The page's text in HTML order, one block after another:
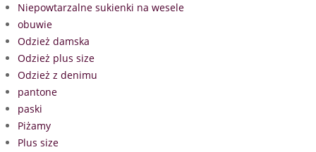
Niepowtarzalne sukienki na wesele
obuwie
Odzież damska
Odzież plus size
Odzież z denimu
pantone
paski
Piżamy
Plus size